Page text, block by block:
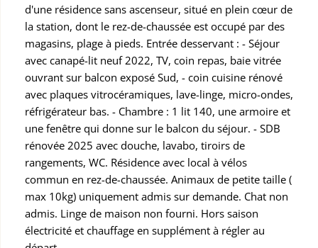
d'une résidence sans ascenseur, situé en plein cœur de
la station, dont le rez-de-chaussée est occupé par des
magasins, plage à pieds. Entrée desservant : - Séjour
avec canapé-lit neuf 2022, TV, coin repas, baie vitrée
ouvrant sur balcon exposé Sud, - coin cuisine rénové
avec plaques vitrocéramiques, lave-linge, micro-ondes,
réfrigérateur bas. - Chambre : 1 lit 140, une armoire et
une fenêtre qui donne sur le balcon du séjour. - SDB
rénovée 2025 avec douche, lavabo, tiroirs de
rangements, WC. Résidence avec local à vélos
commun en rez-de-chaussée. Animaux de petite taille (
max 10kg) uniquement admis sur demande. Chat non
admis. Linge de maison non fourni. Hors saison
électricité et chauffage en supplément à régler au